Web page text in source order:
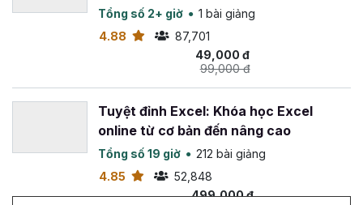
dạy bạn
Tổng số 2+ giờ
1 bài giảng
4.88
87,701
49,000 đ
99,000 đ
Tuyệt đỉnh Excel: Khóa học Excel
online từ cơ bản đến nâng cao
Tổng số 19 giờ
212 bài giảng
4.85
52,848
499,000 đ